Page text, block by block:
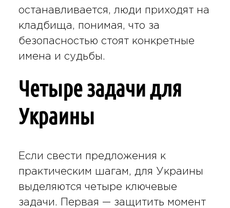
останавливается, люди приходят на
кладбища, понимая, что за
безопасностью стоят конкретные
имена и судьбы.
Четыре задачи для
Украины
Если свести предложения к
практическим шагам, для Украины
выделяются четыре ключевые
задачи. Первая — защитить момент